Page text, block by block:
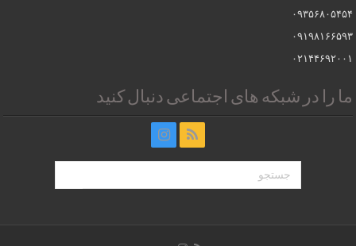
۰۹۳۵۶۸۰۵۴۵۴
۰۹۱۹۸۱۶۶۵۹۳
۰۲۱۴۴۶۹۲۰۰۱
ما را در شبکه های اجتماعی دنبال کنید